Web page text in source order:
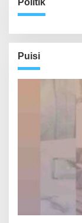
Puisi